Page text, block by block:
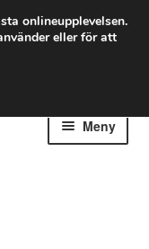
frakt
Meny
onlineupplevelsen.
eller för att